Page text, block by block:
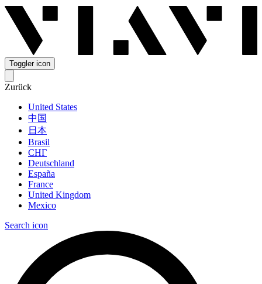
Toggler icon
Zurück
United States
中国
日本
Brasil
СНГ
Deutschland
España
France
United Kingdom
Mexico
Search icon